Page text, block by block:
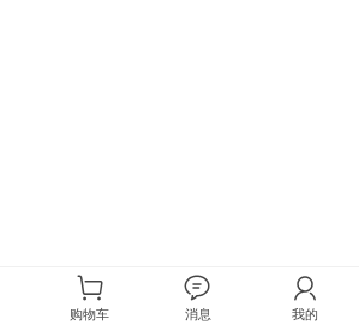
购物车 消息 我的